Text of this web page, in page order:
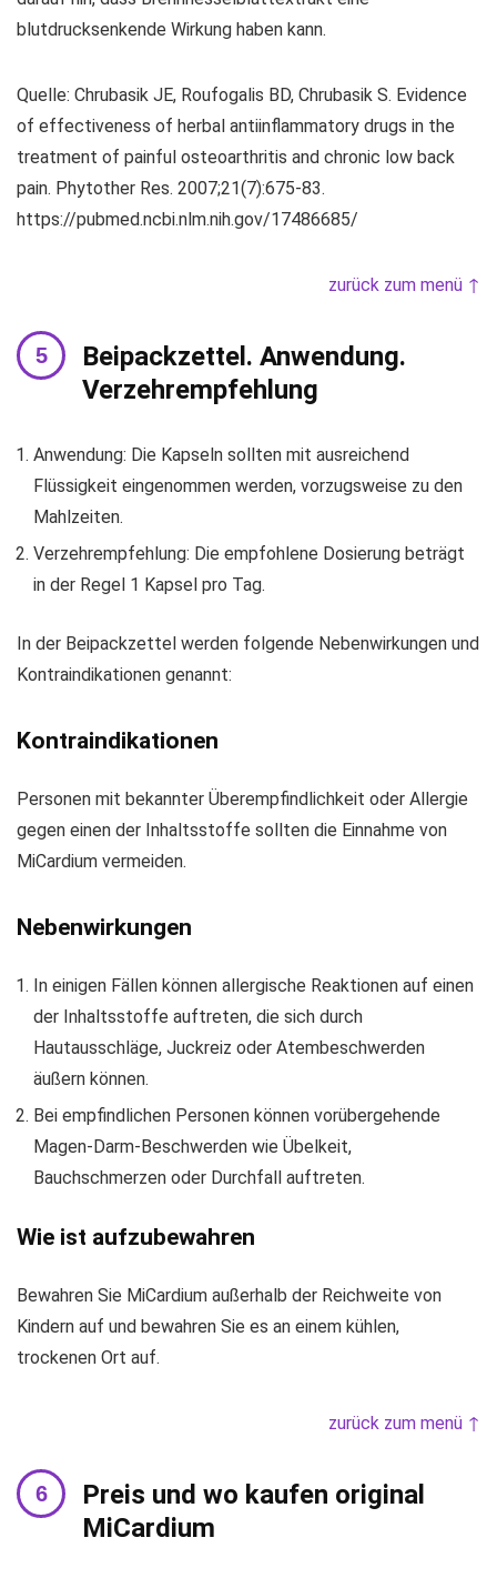
blutdrucksenkende Wirkung haben kann.
Quelle: Chrubasik JE, Roufogalis BD, Chrubasik S. Evidence
of effectiveness of herbal antiinflammatory drugs in the
treatment of painful osteoarthritis and chronic low back
pain. Phytother Res. 2007;21(7):675-83.
https://pubmed.ncbi.nlm.nih.gov/17486685/
zurück zum menü ↑
Beipackzettel. Anwendung.
Verzehrempfehlung
Anwendung: Die Kapseln sollten mit ausreichend
Flüssigkeit eingenommen werden, vorzugsweise zu den
Mahlzeiten.
Verzehrempfehlung: Die empfohlene Dosierung beträgt
in der Regel 1 Kapsel pro Tag.
In der Beipackzettel werden folgende Nebenwirkungen und
Kontraindikationen genannt:
Kontraindikationen
Personen mit bekannter Überempfindlichkeit oder Allergie
gegen einen der Inhaltsstoffe sollten die Einnahme von
MiCardium vermeiden.
Nebenwirkungen
In einigen Fällen können allergische Reaktionen auf einen
der Inhaltsstoffe auftreten, die sich durch
Hautausschläge, Juckreiz oder Atembeschwerden
äußern können.
Bei empfindlichen Personen können vorübergehende
Magen-Darm-Beschwerden wie Übelkeit,
Bauchschmerzen oder Durchfall auftreten.
Wie ist aufzubewahren
Bewahren Sie MiCardium außerhalb der Reichweite von
Kindern auf und bewahren Sie es an einem kühlen,
trockenen Ort auf.
zurück zum menü ↑
Preis und wo kaufen original
MiCardium